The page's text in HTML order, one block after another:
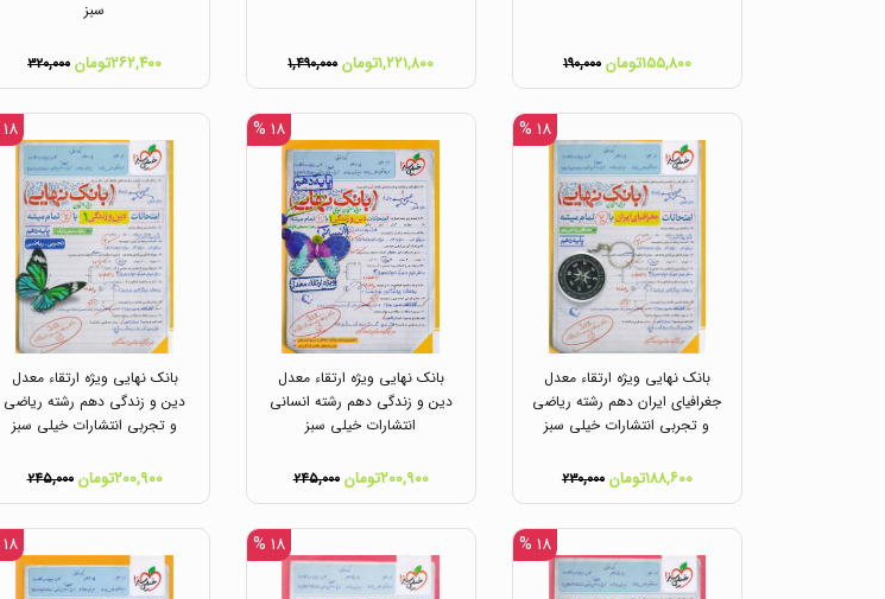
۱۵۵,۸۰۰تومان ۱۹۰,۰۰۰ ۱,۲۲۱,۸۰۰تومان ۱,۴۹۰,۰۰۰
سبز
۲۶۲,۴۰۰تومان ۳۲۰,۰۰۰
۱۸ %
بانک نهایی ویژه ارتقاء معدل
جغرافیای ایران دهم رشته ریاضی
و تجربی انتشارات خیلی سبز
۱۸۸,۶۰۰تومان ۲۳۰,۰۰۰
۱۸ %
بانک نهایی ویژه ارتقاء معدل
دین و زندگی دهم رشته انسانی
انتشارات خیلی سبز
۲۰۰,۹۰۰تومان ۲۴۵,۰۰۰
۱۸ %
بانک نهایی ویژه ارتقاء معدل
دین و زندگی دهم رشته ریاضی
و تجربی انتشارات خیلی سبز
۲۰۰,۹۰۰تومان ۲۴۵,۰۰۰
۱۸ % ۱۸ % ۱۸ %